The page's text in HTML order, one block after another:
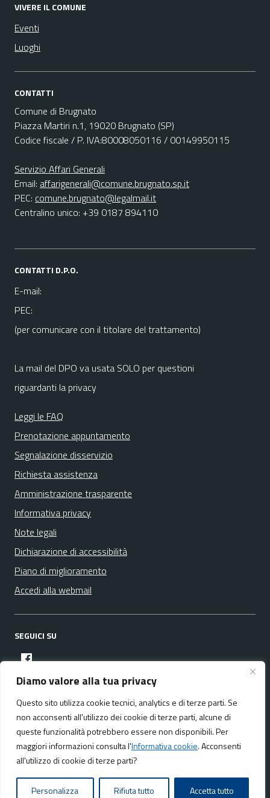
Diamo valore alla tua privacy
Questo sito utilizza cookie tecnici, analytics e di terze parti. Se
non acconsenti all'utilizzo dei cookie di terze parti, alcune di
queste funzionalità potrebbero essere non disponibili. Per
maggiori informazioni consulta l'Informativa cookie. Acconsenti
all'utilizzo di cookie di terze parti?
Personalizza Rifiuta tutto Accetta tutto
VIVERE IL COMUNE
Eventi
Luoghi
CONTATTI
Comune di Brugnato
Piazza Martiri n.1, 19020 Brugnato (SP)
Codice fiscale / P. IVA:80008050116 / 00149950115
Servizio Affari Generali
Email: affarigenerali@comune.brugnato.sp.it
PEC: comune.brugnato@legalmail.it
Centralino unico: +39 0187 894110
CONTATTI D.P.O.
E-mail:
PEC:
(per comunicare con il titolare del trattamento)
La mail del DPO va usata SOLO per questioni
riguardanti la privacy
Leggi le FAQ
Prenotazione appuntamento
Segnalazione disservizio
Richiesta assistenza
Amministrazione trasparente
Informativa privacy
Note legali
Dichiarazione di accessibilità
Piano di miglioramento
Accedi alla webmail
SEGUICI SU
facebook
Media policy Mappa del sito
Realizzato da:NeMeA Sistemi Srl